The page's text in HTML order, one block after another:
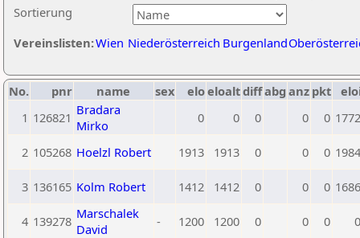
Sortierung
Vereinslisten:Wien Niederösterreich Burgenland
No. pnr name sex eloeloaltdiffabg anz pkt
1 126821 Bradara
Mirko
0 0 0 0 0 1772
2 105268 Hoelzl Robert 1913 1913 0 0 0 1984
3 136165 Kolm Robert 1412 1412 0 0 0 1686
4 139278 Marschalek
David
- 1200 1200 0 0 0 0